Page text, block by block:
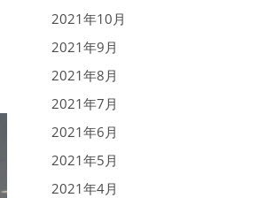
2021年10月
2021年9月
2021年8月
2021年7月
2021年6月
2021年5月
2021年4月